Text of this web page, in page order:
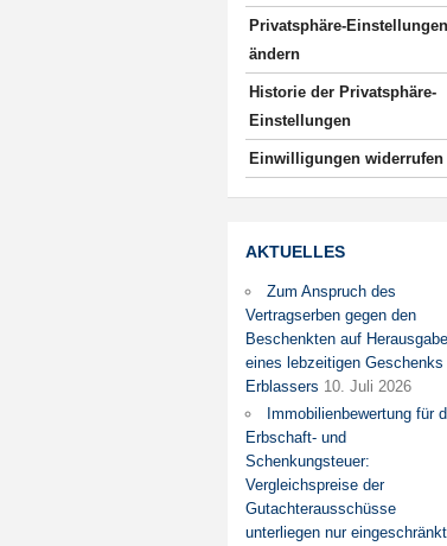
Privatsphäre-Einstellungen
ändern
Historie der Privatsphäre-
Einstellungen
Einwilligungen widerrufen
AKTUELLES
Zum Anspruch des
Vertragserben gegen den
Beschenkten auf Herausgabe
eines lebzeitigen Geschenks
Erblassers 10. Juli 2026
Immobilienbewertung für
Erbschaft- und
Schenkungsteuer:
Vergleichspreise der
Gutachterausschüsse
unterliegen nur